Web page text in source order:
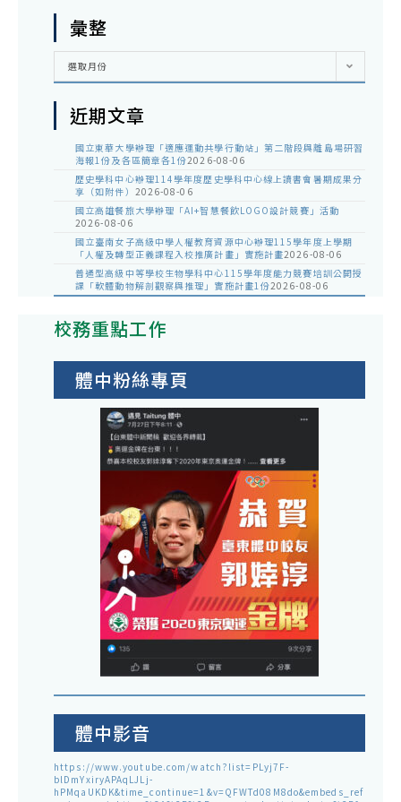
彙整
彙
選取月份
近期文章
國立東華大學辦理「適應運動共學行動站」第二階段與離島場研習
海報1份及各區簡章各1份2026-08-06
歷史學科中心辦理114學年度歷史學科中心線上讀書會暑期成果分
享（如附件） 2026-08-06
國立高雄餐旅大學辦理「AI+智慧餐飲LOGO設計競賽」活動
2026-08-06
國立臺南女子高級中學人權教育資源中心辦理115學年度上學期
「人權及轉型正義課程入校推廣計畫」實施計畫2026-08-06
普通型高級中等學校生物學科中心115學年度能力競賽培訓公開授
課「軟體動物解剖觀察與推理」實施計畫1份2026-08-06
校務重點工作
體中粉絲專頁
體中影音
https://www.youtube.com/watch?list=PLyj7F-
blDmYxiryAPAqLJLj-
hPMqaUKDK&time_continue=1&v=QFWTd08M8do&embeds_ref